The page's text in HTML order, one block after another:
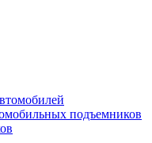
подъемников